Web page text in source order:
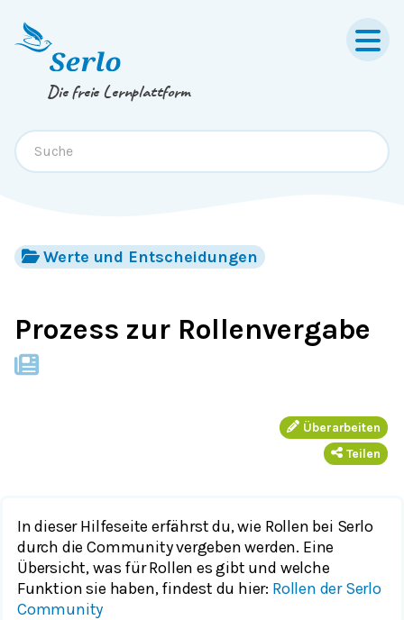
Springe zum
Die freie Lernplattform
Werte und Entscheidungen
Prozess zur Rollenvergabe
Überarbeiten
Teilen
In dieser Hilfeseite erfährst du, wie Rollen bei Serlo
durch die Community vergeben werden. Eine
Übersicht, was für Rollen es gibt und welche
Funktion sie haben, findest du hier: Rollen der Serlo
Community